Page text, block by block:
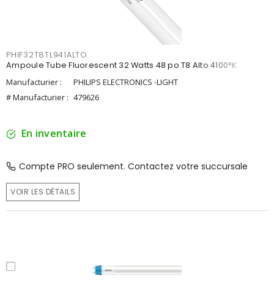
PHIF32T8TL941ALTO
Ampoule Tube Fluorescent 32 Watts 48 po T8 Alto 4100°K
Manufacturier :
PHILIPS ELECTRONICS -LIGHT
# Manufacturier : 479626
En inventaire
Compte PRO seulement. Contactez votre succursale
VOIR LES DÉTAILS